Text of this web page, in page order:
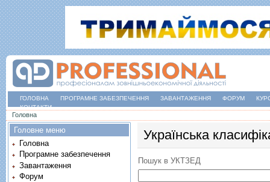
ГОЛОВНА ПРОГРАМНЕ ЗАБЕЗПЕЧЕННЯ ЗАВАНТАЖЕННЯ ФОРУМ
КОНТАКТИ
Ви є тут
Головна
Українська
Пошук в УКТЗЕД
Головне меню
Головна
Програмне забезпечення
Завантаження
Форум